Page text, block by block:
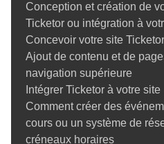
Tout savoir sur la vente de
place d'une billetterie et de
Créer un événement
Conseils pour créer un
Conception du plan de salle
Ajout/mise à jour des tickets
Conseils pour créer des
distance de sécurité en
Conception et création de
Ticketor ou intégration à
Concevoir votre site Ticketor
Ajout de contenu et de
navigation supérieure
Intégrer Ticketor à votre site
Comment créer des
cours ou un système de
créneaux horaires